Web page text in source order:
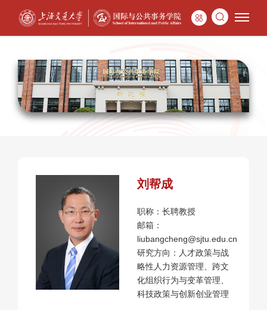
刘帮成
职称：长聘教授
邮箱：
liubangcheng@sjtu.edu.cn
研究方向：人才政策与战
略性人力资源管理、跨文
化组织行为与变革管理、
科技政策与创新创业管理